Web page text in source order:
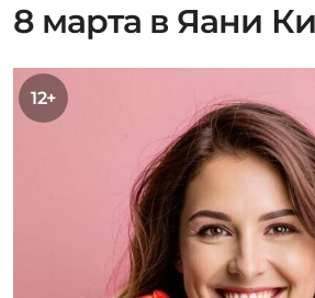
8 марта в Яани
12+